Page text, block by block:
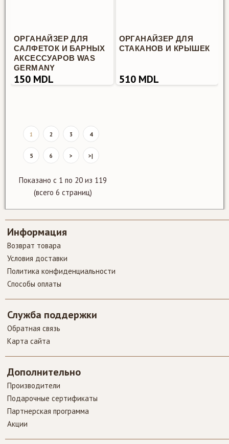
ОРГАНАЙЗЕР ДЛЯ
САЛФЕТОК И БАРНЫХ
АКСЕССУАРОВ WAS
GERMANY
150 MDL
ОРГАНАЙЗЕР ДЛЯ
СТАКАНОВ И КРЫШЕК
510 MDL
1 2 3 4
5 6 > >|
Показано с 1 по 20 из 119
(всего 6 страниц)
Информация
Возврат товара
Условия доставки
Политика конфиденциальности
Способы оплаты
Служба поддержки
Обратная связь
Карта сайта
Дополнительно
Производители
Подарочные сертификаты
Партнерская программа
Акции